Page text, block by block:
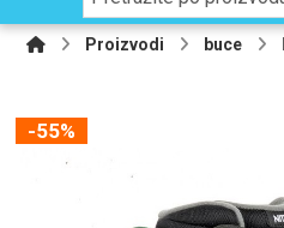
Proizvodi buce
-55%